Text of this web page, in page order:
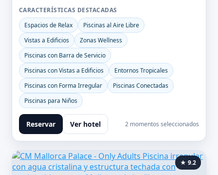
CARACTERÍSTICAS DESTACADAS
Espacios de Relax
Piscinas al Aire Libre
Vistas a Edificios
Zonas Wellness
Piscinas con Barra de Servicio
Piscinas con Vistas a Edificios
Entornos Tropicales
Piscinas con Forma Irregular
Piscinas Conectadas
Piscinas para Niños
Reservar Ver hotel 2 momentos seleccionados
★ 9.2